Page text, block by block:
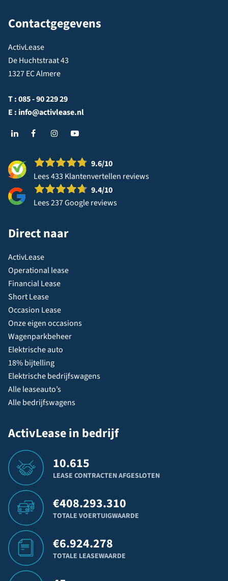
Contactgegevens
ActivLease
De Huchtstraat 43
1327 EC Almere
T :085 - 90 229 29
E : info@activlease.nl
9.6/10
Lees 433 Klantenvertellen reviews
9.4/10
Lees 237 Google reviews
Direct naar
ActivLease
Operational lease
Financial Lease
Short Lease
Occasion Lease
Onze eigen occasions
Wagenparkbeheer
Elektrische auto
18% bijtelling
Elektrische bedrijfswagens
Alle leaseauto’s
Alle bedrijfswagens
ActivLease in bedrijf
10.615
LEASE CONTRACTEN AFGESLOTEN
€408.293.310
TOTALE VOERTUIGWAARDE
€6.924.278
TOTALE LEASEWAARDE